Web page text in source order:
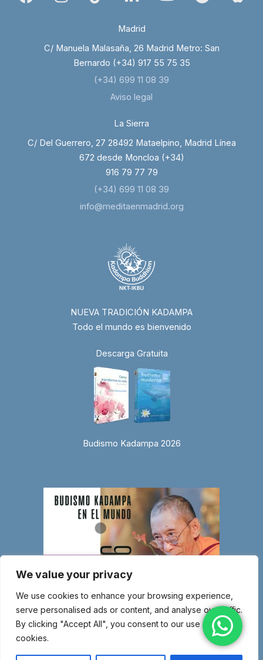
We value your privacy
We use cookies to enhance your browsing experience,
serve personalised ads or content, and analyse our traffic.
By clicking "Accept All", you consent to our use of
cookies.
Madrid
C/ Manuela Malasaña, 26 Madrid Metro: San
Bernardo (+34) 917 55 75 35
(+34) 699 11 08 39
Aviso legal
La Sierra
C/ Del Guerrero, 27 28492 Mataelpino, Madrid Línea
672 desde Moncloa (+34)
916 79 77 79
(+34) 699 11 08 39
info@meditaenmadrid.org
NUEVA TRADICIÓN KADAMPA
Todo el mundo es bienvenido
Descarga Gratuita
Budismo Kadampa 2026
© Copyright 2026 Entidad religiosa inscrita en el Ministerio de Justicia